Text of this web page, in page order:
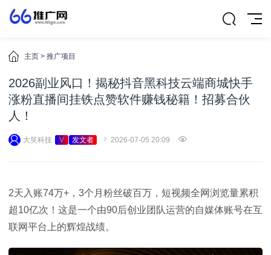
主页 > 推广项目
2026副业风口！揭秘抖音黑科技云端商城快手
涨粉直播间挂铁点赞软件赚钱秘籍！招募合伙
人！
大笑科技 V 发文者 2026-07-05 20:09
2天入账74万+，3个月粉丝破百万，短视频全网浏览量累积
超10亿次！这是一个由90后创业团队运营的自媒体账号在互
联网平台上的辉煌战绩。